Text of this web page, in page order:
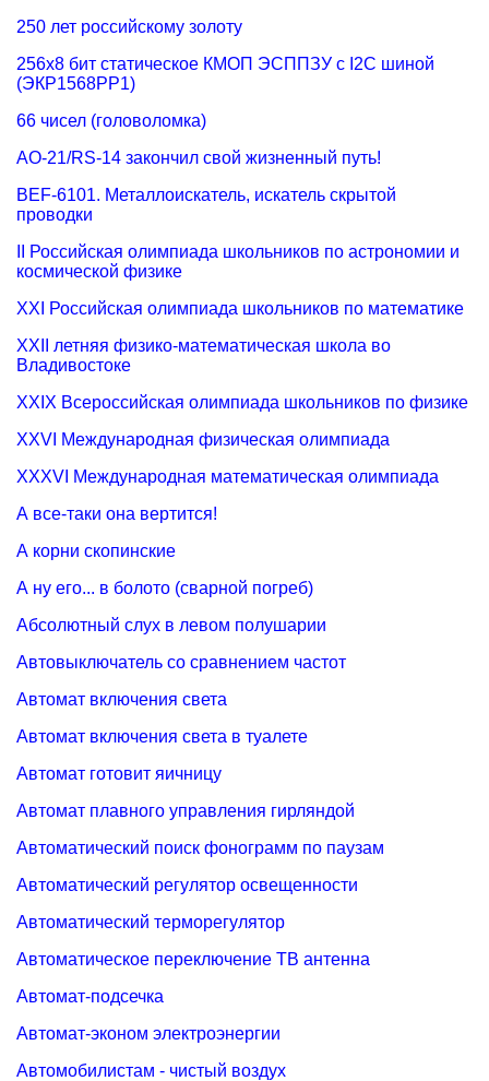
250 лет российскому золоту
256х8 бит статическое КМОП ЭСППЗУ с I2C шиной
(ЭКР1568РР1)
66 чисел (головоломка)
AO-21/RS-14 закончил свой жизненный путь!
BEF-6101. Металлоискатель, искатель скрытой
проводки
II Российская олимпиада школьников по астрономии и
космической физике
XXI Российская олимпиада школьников по математике
XXII летняя физико-математическая школа во
Владивостоке
XXIX Всероссийская олимпиада школьников по физике
XXVI Международная физическая олимпиада
XXXVI Международная математическая олимпиада
А все-таки она вертится!
А корни скопинские
А ну его... в болото (сварной погреб)
Абсолютный слух в левом полушарии
Автовыключатель со сравнением частот
Автомат включения света
Автомат включения света в туалете
Автомат готовит яичницу
Автомат плавного управления гирляндой
Автоматический поиск фонограмм по паузам
Автоматический регулятор освещенности
Автоматический терморегулятор
Автоматическое переключение ТВ антенна
Автомат-подсечка
Автомат-эконом электроэнергии
Автомобилистам - чистый воздух